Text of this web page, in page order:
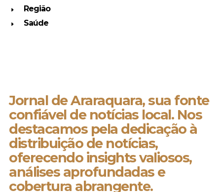
Região
Saúde
Jornal de Araraquara, sua fonte
confiável de notícias local. Nos
destacamos pela dedicação à
distribuição de notícias,
oferecendo insights valiosos,
análises aprofundadas e
cobertura abrangente.